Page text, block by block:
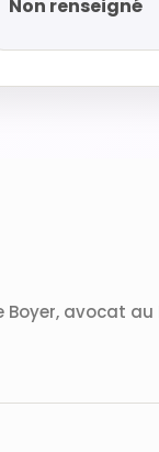
Non renseigné
Boyer, avocat